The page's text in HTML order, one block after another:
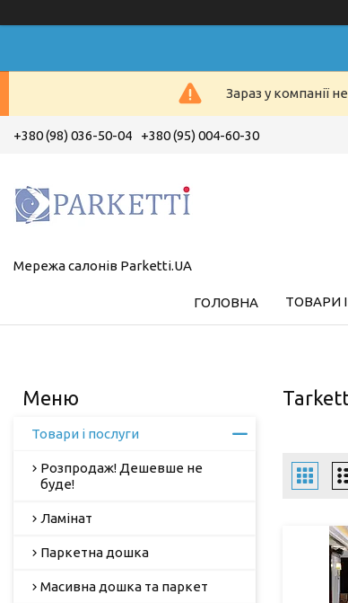
Зараз у компанії
+380 (98) 036-50-04 +380 (95) 004-60-30
Мережа салонів Parketti.UA
ГОЛОВНА ТОВАРИ
Товари і послуги
Розпродаж! Дешевше не
буде!
Ламінат
Паркетна дошка
Масивна дошка та паркет